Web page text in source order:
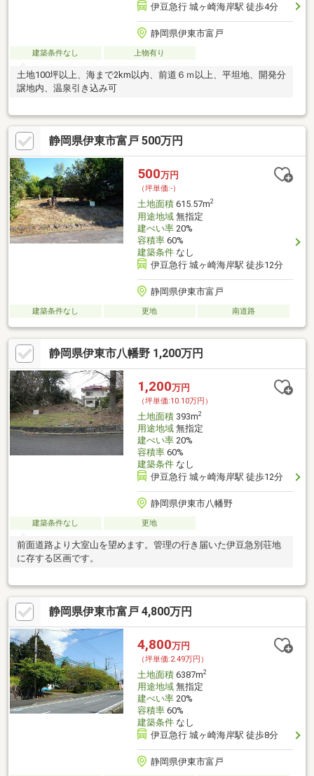
伊豆急行 城ヶ崎海岸駅 徒歩4分
静岡県伊東市富戸
建築条件なし 上物有り
土地100坪以上、海まで2km以内、前道６ｍ以上、平坦地、開発分
譲地内、温泉引き込み可
静岡県伊東市富戸 500万円
500万円
（坪単価:-）
土地面積615.57m2
用途地域無指定
建ぺい率20%
容積率60%
建築条件なし
伊豆急行 城ヶ崎海岸駅 徒歩12分
静岡県伊東市富戸
建築条件なし 更地 南道路
静岡県伊東市八幡野 1,200万円
1,200万円
（坪単価:10.10万円）
土地面積393m2
用途地域無指定
建ぺい率20%
容積率60%
建築条件なし
伊豆急行 城ヶ崎海岸駅 徒歩12分
静岡県伊東市八幡野
建築条件なし 更地
前面道路より大室山を望めます。管理の行き届いた伊豆急別荘地
に存する区画です。
静岡県伊東市富戸 4,800万円
4,800万円
（坪単価:2.49万円）
土地面積6387m2
用途地域無指定
建ぺい率20%
容積率60%
建築条件なし
伊豆急行 城ヶ崎海岸駅 徒歩8分
静岡県伊東市富戸